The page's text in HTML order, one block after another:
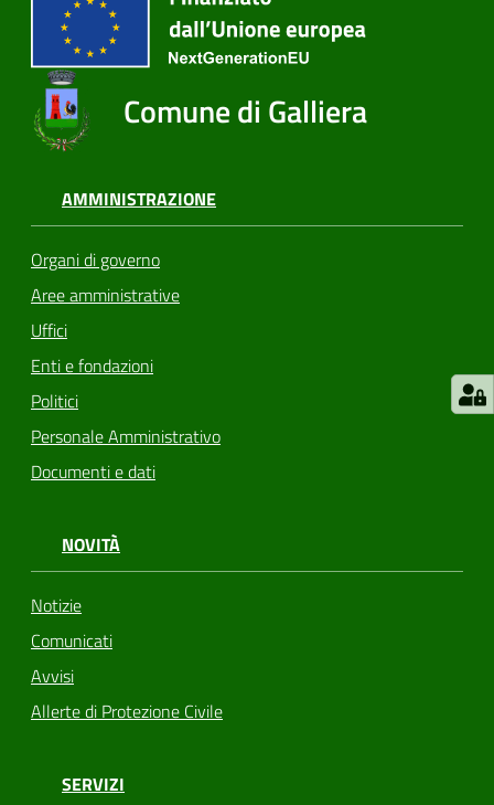
Comune di Galliera
AMMINISTRAZIONE
Organi di governo
Aree amministrative
Uffici
Enti e fondazioni
Politici
Personale Amministrativo
Documenti e dati
NOVITÀ
Notizie
Comunicati
Avvisi
Allerte di Protezione Civile
SERVIZI